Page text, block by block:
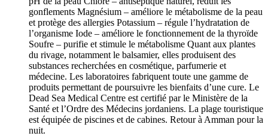
gonflements Magnésium – améliore le métabolisme de la peau
et protège des allergies Potassium – régule l’hydratation de
l’organisme Iode – améliore le fonctionnement de la thyroïde
Soufre – purifie et stimule le métabolisme Quant aux plantes
du rivage, notamment le balsamier, elles produisent des
substances recherchées en cosmétique, parfumerie et
médecine. Les laboratoires fabriquent toute une gamme de
produits permettant de poursuivre les bienfaits d’une cure. Le
Dead Sea Medical Centre est certifié par le Ministère de la
Santé et l’Ordre des Médecins jordaniens. La plage touristique
est équipée de piscines et de cabines. Retour à Amman pour la
nuit.